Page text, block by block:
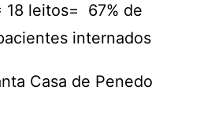
18 leitos= 67% de
internados
Casa de Penedo